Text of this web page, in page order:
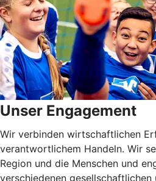
Unser Engagement
Wir verbinden wirtschaftlichen
verantwortlichem Handeln. Wir
Region und die Menschen und
verschiedenen gesellschaftlichen